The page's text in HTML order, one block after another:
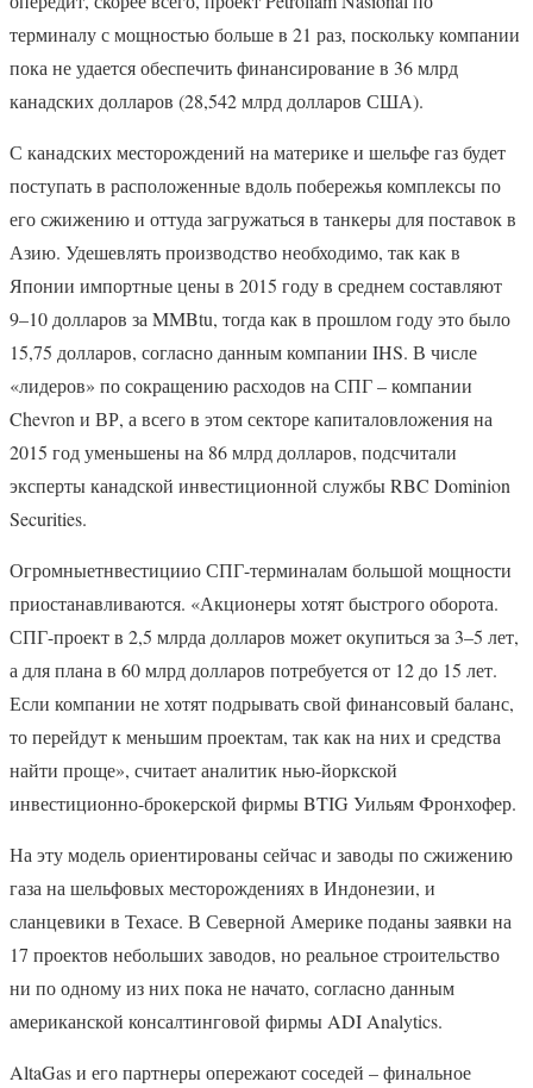
терминалу с мощностью больше в 21 раз, поскольку компании
пока не удается обеспечить финансирование в 36 млрд
канадских долларов (28,542 млрд долларов США).
С канадских месторождений на материке и шельфе газ будет
поступать в расположенные вдоль побережья комплексы по
его сжижению и оттуда загружаться в танкеры для поставок в
Азию. Удешевлять производство необходимо, так как в
Японии импортные цены в 2015 году в среднем составляют
9–10 долларов за MMBtu, тогда как в прошлом году это было
15,75 долларов, согласно данным компании IHS. В числе
«лидеров» по сокращению расходов на СПГ – компании
Chevron и ВР, а всего в этом секторе капиталовложения на
2015 год уменьшены на 86 млрд долларов, подсчитали
эксперты канадской инвестиционной службы RBC Dominion
Securities.
Огромныетнвестициио СПГ-терминалам большой мощности
приостанавливаются. «Акционеры хотят быстрого оборота.
СПГ-проект в 2,5 млрда долларов может окупиться за 3–5 лет,
а для плана в 60 млрд долларов потребуется от 12 до 15 лет.
Если компании не хотят подрывать свой финансовый баланс,
то перейдут к меньшим проектам, так как на них и средства
найти проще», считает аналитик нью-йоркской
инвестиционно-брокерской фирмы BTIG Уильям Фронхофер.
На эту модель ориентированы сейчас и заводы по сжижению
газа на шельфовых месторождениях в Индонезии, и
сланцевики в Техасе. В Северной Америке поданы заявки на
17 проектов небольших заводов, но реальное строительство
ни по одному из них пока не начато, согласно данным
американской консалтинговой фирмы ADI Analytics.
AltaGas и его партнеры опережают соседей – финальное